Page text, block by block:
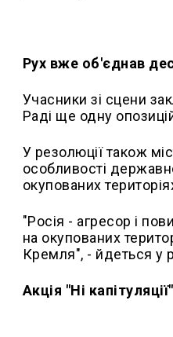
Рух вже об'єднав
Учасники зі сцени
Раді ще одну
У резолюції також
особливості
окупованих
"Росія - агресор і
на окупованих
Кремля", - йдеться у
Акція "Ні